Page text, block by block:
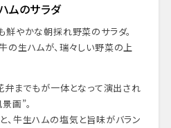
ムのサラダ
鮮やかな朝採れ野菜のサラダ。
の生ハムが、瑞々しい野菜の上
弁までもが一体となって演出され
画”。
、牛生ハムの塩気と旨味がバラン